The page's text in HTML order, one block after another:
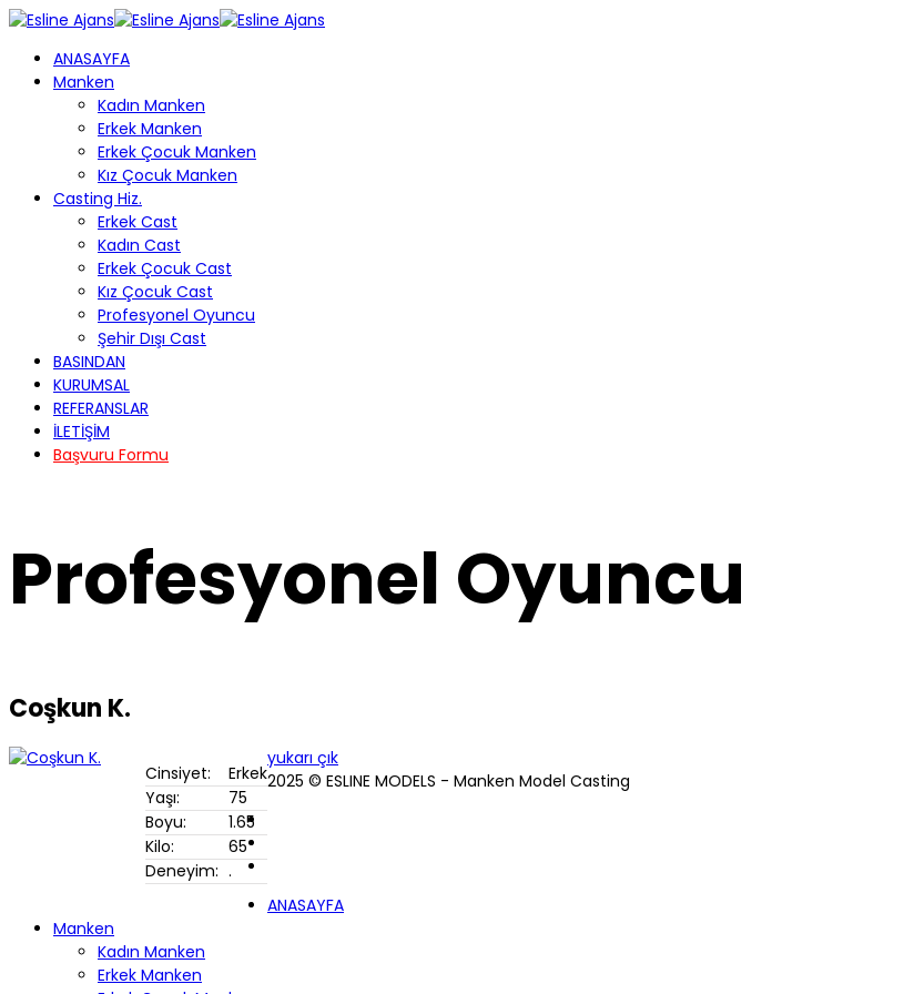
ANASAYFA
Manken
Kadın Manken
Erkek Manken
Erkek Çocuk Manken
Kız Çocuk Manken
Casting Hiz.
Erkek Cast
Kadın Cast
Erkek Çocuk Cast
Kız Çocuk Cast
Profesyonel Oyuncu
Şehir Dışı Cast
BASINDAN
KURUMSAL
REFERANSLAR
İLETİŞİM
Başvuru Formu
Profesyonel Oyuncu
Coşkun K.
Cinsiyet:
Erkek
Yaşı:
75
Boyu:
1.65
Kilo:
65
Deneyim: .
yukarı çık
2025 © ESLINE MODELS - Manken Model Casting
ANASAYFA
Manken
Kadın Manken
Erkek Manken